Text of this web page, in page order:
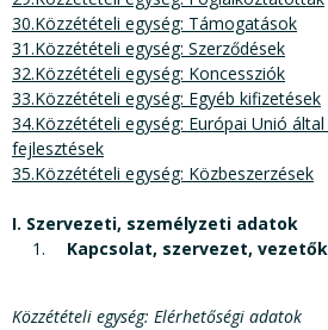
30.Közzétételi egység: Támogatások
31.Közzétételi egység: Szerződések
32.Közzétételi egység: Koncessziók
33.Közzétételi egység: Egyéb kifizetések
34.Közzétételi egység: Európai Unió
fejlesztések
35.Közzétételi egység: Közbeszerzések
I. Szervezeti, személyzeti adatok
Kapcsolat, szervezet, vezetők
Közzétételi egység: Elérhetőségi adatok